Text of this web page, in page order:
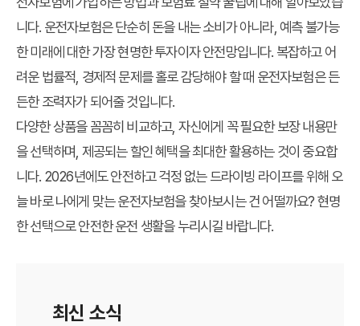
니다. 운전자보험은 단순히 돈을 내는 소비가 아니라, 예측 불가능
한 미래에 대한 가장 현명한 투자이자 안전망입니다. 복잡하고 어
려운 법률적, 경제적 문제를 홀로 감당해야 할 때 운전자보험은 든
든한 조력자가 되어줄 것입니다.
다양한 상품을 꼼꼼히 비교하고, 자신에게 꼭 필요한 보장 내용만
을 선택하며, 제공되는 할인 혜택을 최대한 활용하는 것이 중요합
니다. 2026년에도 안전하고 걱정 없는 드라이빙 라이프를 위해 오
늘 바로 나에게 맞는 운전자보험을 찾아보시는 건 어떨까요? 현명
한 선택으로 안전한 운전 생활을 누리시길 바랍니다.
최신 소식